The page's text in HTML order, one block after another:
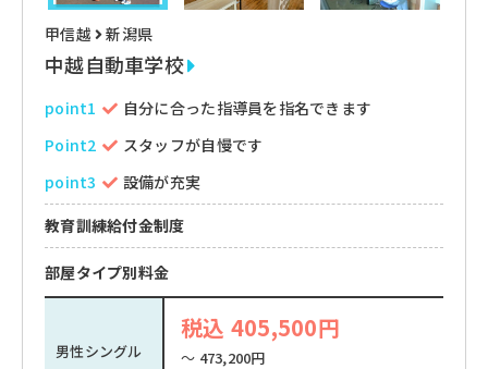
甲信越 新潟県
中越自動車学校
point1
自分に合った指導員を指名できます
Point2
スタッフが自慢です
point3
設備が充実
教育訓練給付金制度
部屋タイプ別料金
男性シングル
税込 405,500円
～ 473,200円